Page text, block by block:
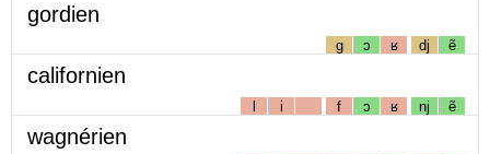
gordien
g ɔ ʁ dj ẽ
californien
l i f ɔ ʁ nj ẽ
wagnérien